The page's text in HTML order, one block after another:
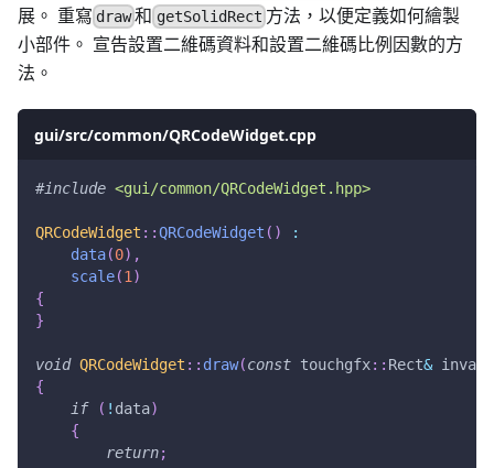
展。 重寫 draw和 getSolidRect 方法，以便定義如何繪製
小部件。 宣告設置二維碼資料和設置二維碼比例因數的方
法。
gui/src/common/QRCodeWidget.cpp
#include <gui/common/QRCodeWidget.hpp>
QRCodeWidget ::QRCodeWidget ( )
:
data(0) ,
scale(1)
{
}
void QRCodeWidget :: draw(const touchgfx:: Rect&
{
if
( ! data)
{
return;